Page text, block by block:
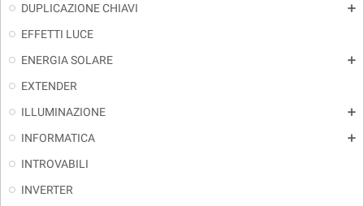
DUPLICAZIONE CHIAVI add
EFFETTI LUCE
ENERGIA SOLARE
add
EXTENDER
ILLUMINAZIONE
add
INFORMATICA add
INTROVABILI
INVERTER